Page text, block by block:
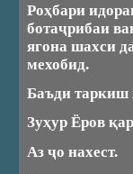
Роҳбари
ботаҷрибаи
ягона шахси
мехобид.
Баъди таркиш
Зуҳур Ёров
Аз ҷо нахест.